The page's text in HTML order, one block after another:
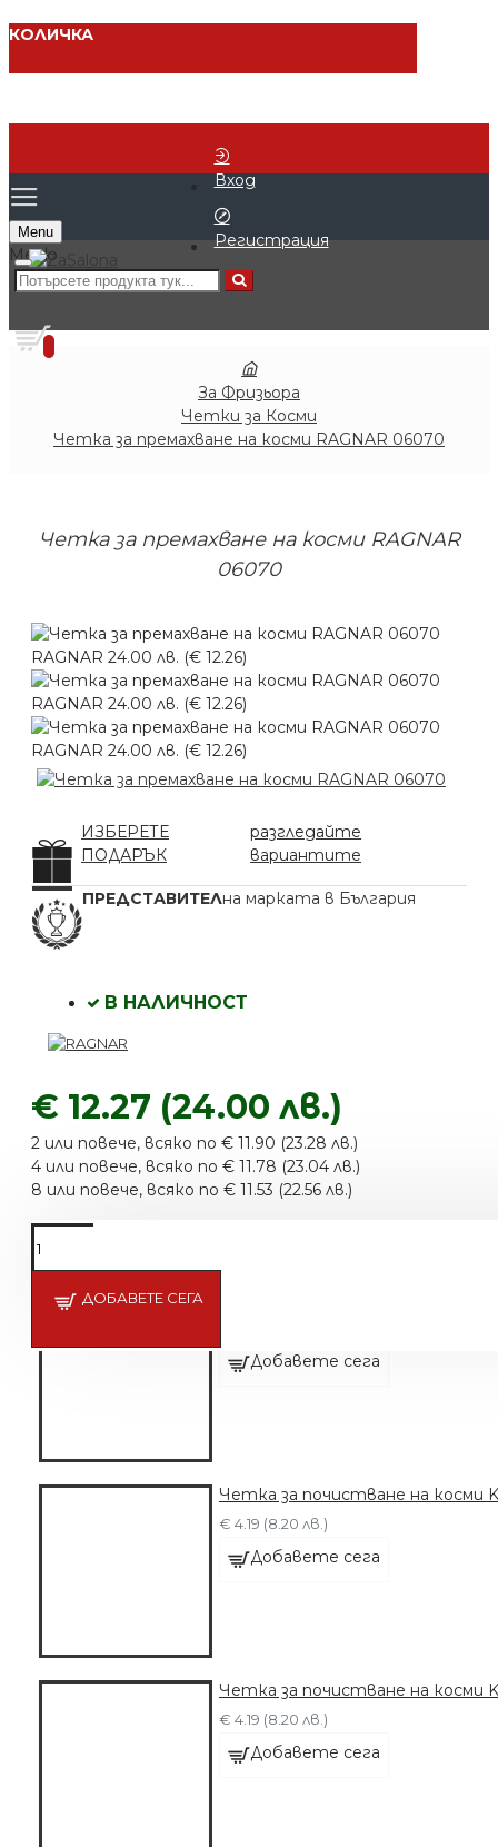
КОЛИЧКА
Вход
Регистрация
Menu
0
За Фризьора
Четки за Косми
Четка за премахване на косми RAGNAR 06070
Четка за премахване на косми RAGNAR
06070
ИЗБЕРЕТЕ
ПОДАРЪК
разгледайте
вариантите
ПРЕДСТАВИТЕЛна марката в България
€ 12.27 (24.00 лв.)
2 или повече, всяко по € 11.90 (23.28 лв.)
4 или повече, всяко по € 11.78 (23.04 лв.)
8 или повече, всяко по € 11.53 (22.56 лв.)
В НАЛИЧНОСТ
ДОБАВЕТЕ СЕГА
Добавете сега
Четка за почистване на косми
€ 4.19 (8.20 лв.)
Добавете сега
Четка за почистване на косми
€ 4.19 (8.20 лв.)
Добавете сега